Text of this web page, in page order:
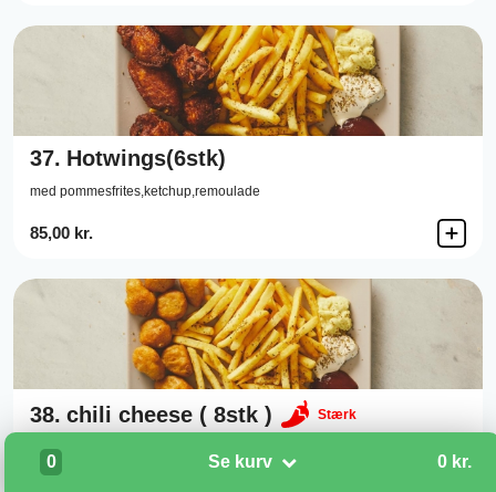
37. Hotwings(6stk)
med pommesfrites,ketchup,remoulade
85,00 kr.
38. chili cheese ( 8stk ) Stærk
Med pommesfrites, ketchup,remoulade
0 Se kurv 0 kr.